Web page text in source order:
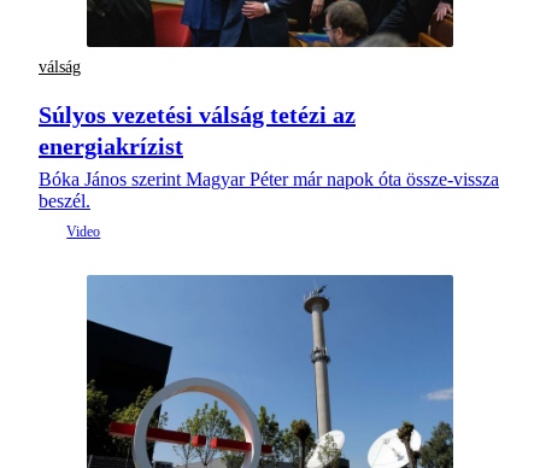
válság
Súlyos vezetési válság tetézi az
energiakrízist
Bóka János szerint Magyar Péter már napok óta össze-vissza
beszél.